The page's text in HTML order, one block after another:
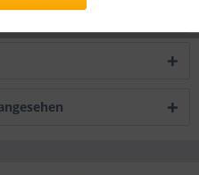
verfübar......